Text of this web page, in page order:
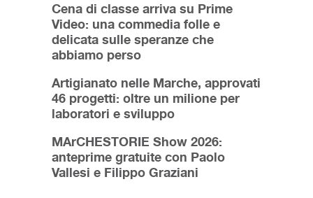
Cena di classe arriva su Prime
Video: una commedia folle e
delicata sulle speranze che
abbiamo perso
Artigianato nelle Marche, approvati
46 progetti: oltre un milione per
laboratori e sviluppo
MArCHESTORIE Show 2026:
anteprime gratuite con Paolo
Vallesi e Filippo Graziani